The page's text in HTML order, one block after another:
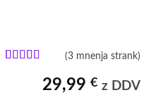
od 5 na
(3 mnenja strank)
29,99 € z DDV